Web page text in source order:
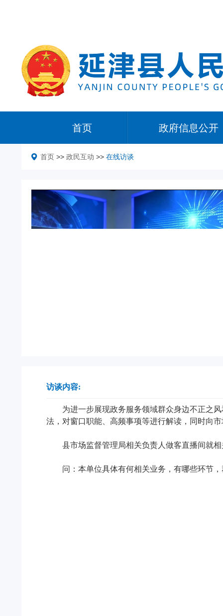
首页 政府信息公开
首页 >> 政民互动 >> 在线访谈
访谈内容:
为进一步展现政务服务领域群众身边不正之
法，对窗口职能、高频事项等进行解读，同时向
县市场监督管理局相关负责人做客直播间就
问：本单位具体有何相关业务，有哪些环节